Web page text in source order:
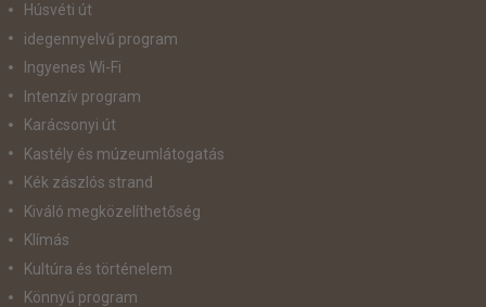
Húsvéti út
idegennyelvű program
Ingyenes Wi-Fi
Intenzív program
Karácsonyi út
Kastély és múzeumlátogatás
Kék zászlós strand
Kiváló megközelíthetőség
Klímás
Kultúra és történelem
Könnyű program